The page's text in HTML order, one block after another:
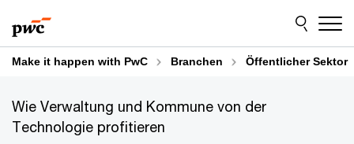
to
content
to
footer
Make it happen with PwC Branchen Öffentlicher Sektor
Wie Verwaltung und Kommune von der
Technologie profitieren